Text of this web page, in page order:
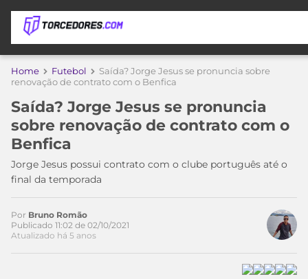
APOSTAS
DE
APOSTA
MELHORES
SITES
DE
APOSTAS
2026
COPA
DO
MUNDO
TIMES
MEU
TIME
CAMPEONATOS
Home Futebol
Saída? Jorge Jesus se pronuncia sobre
renovação de contrato com o Benfica
Saída? Jorge Jesus se pronuncia
sobre renovação de contrato com o
Benfica
Jorge Jesus possui contrato com o clube português até o
final da temporada
Por Bruno Romão
Publicado 11:02 de 02/10/2021
Atualizado há 5 anos